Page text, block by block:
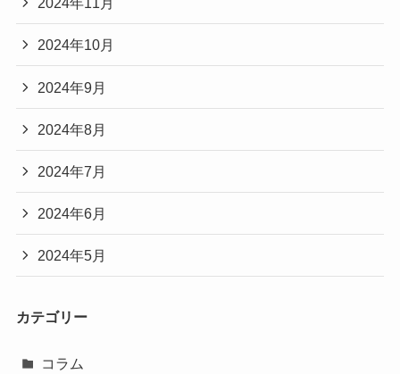
2024年10月
2024年9月
2024年8月
2024年7月
2024年6月
2024年5月
カテゴリー
コラム